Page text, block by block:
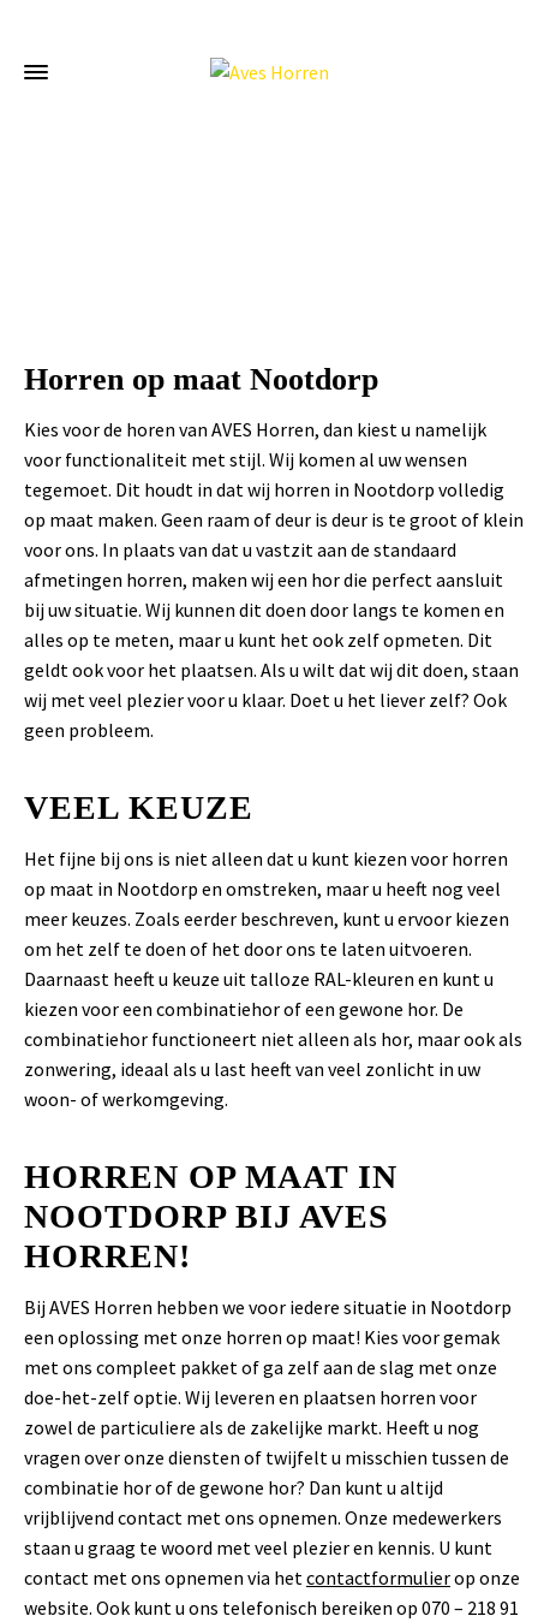
Horren op maat Nootdorp
Kies voor de horen van AVES Horren, dan kiest u namelijk
voor functionaliteit met stijl. Wij komen al uw wensen
tegemoet. Dit houdt in dat wij horren in Nootdorp volledig
op maat maken. Geen raam of deur is deur is te groot of klein
voor ons. In plaats van dat u vastzit aan de standaard
afmetingen horren, maken wij een hor die perfect aansluit
bij uw situatie. Wij kunnen dit doen door langs te komen en
alles op te meten, maar u kunt het ook zelf opmeten. Dit
geldt ook voor het plaatsen. Als u wilt dat wij dit doen, staan
wij met veel plezier voor u klaar. Doet u het liever zelf? Ook
geen probleem.
VEEL KEUZE
Het fijne bij ons is niet alleen dat u kunt kiezen voor horren
op maat in Nootdorp en omstreken, maar u heeft nog veel
meer keuzes. Zoals eerder beschreven, kunt u ervoor kiezen
om het zelf te doen of het door ons te laten uitvoeren.
Daarnaast heeft u keuze uit talloze RAL-kleuren en kunt u
kiezen voor een combinatiehor of een gewone hor. De
combinatiehor functioneert niet alleen als hor, maar ook als
zonwering, ideaal als u last heeft van veel zonlicht in uw
woon- of werkomgeving.
HORREN OP MAAT IN
NOOTDORP BIJ AVES
HORREN!
Bij AVES Horren hebben we voor iedere situatie in Nootdorp
een oplossing met onze horren op maat! Kies voor gemak
met ons compleet pakket of ga zelf aan de slag met onze
doe-het-zelf optie. Wij leveren en plaatsen horren voor
zowel de particuliere als de zakelijke markt. Heeft u nog
vragen over onze diensten of twijfelt u misschien tussen de
combinatie hor of de gewone hor? Dan kunt u altijd
vrijblijvend contact met ons opnemen. Onze medewerkers
staan u graag te woord met veel plezier en kennis. U kunt
contact met ons opnemen via hetcontactformulierop onze
website. Ook kunt u ons telefonisch bereiken op 070 – 218 91